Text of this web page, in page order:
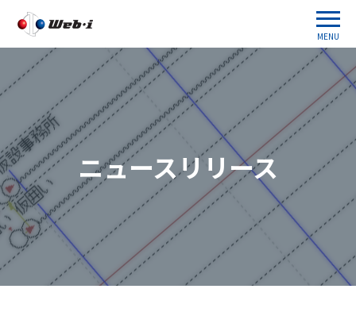
MENU
ニュースリリース